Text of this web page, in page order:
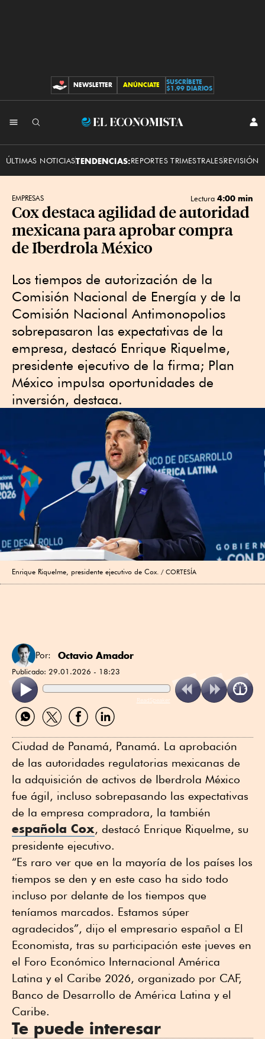
CONTRIBUCIONES
NEWSLETTER ANÚNCIATE
SUSCRÍBETE
$1.99 DIARIOS
El
ÚLTIMAS NOTICIASTENDENCIAS:REPORTES TRIMESTRALESREVISIÓN
EMPRESAS Lectura 4:00 min
Cox destaca agilidad de autoridad
mexicana para aprobar compra
de Iberdrola México
Los tiempos de autorización de la
Comisión Nacional de Energía y de la
Comisión Nacional Antimonopolios
sobrepasaron las expectativas de la
empresa, destacó Enrique Riquelme,
presidente ejecutivo de la firma; Plan
México impulsa oportunidades de
inversión, destaca.
Enrique Riquelme, presidente ejecutivo de Cox. CORTESÍA
Por: Octavio Amador
Publicado: 29.01.2026 - 18:23
ReadSpeaker
Compartir
por
Compartir
por
Compartir
por
Compartir
por
Ciudad de Panamá, Panamá. La aprobación
de las autoridades regulatorias mexicanas de
la adquisición de activos de Iberdrola México
fue ágil, incluso sobrepasando las expectativas
de la empresa compradora, la también
española Cox, destacó Enrique Riquelme, su
presidente ejecutivo.
“Es raro ver que en la mayoría de los países los
tiempos se den y en este caso ha sido todo
incluso por delante de los tiempos que
teníamos marcados. Estamos súper
agradecidos”, dijo el empresario español a El
Economista, tras su participación este jueves en
el Foro Económico Internacional América
Latina y el Caribe 2026, organizado por CAF,
Banco de Desarrollo de América Latina y el
Caribe.
Te puede interesar